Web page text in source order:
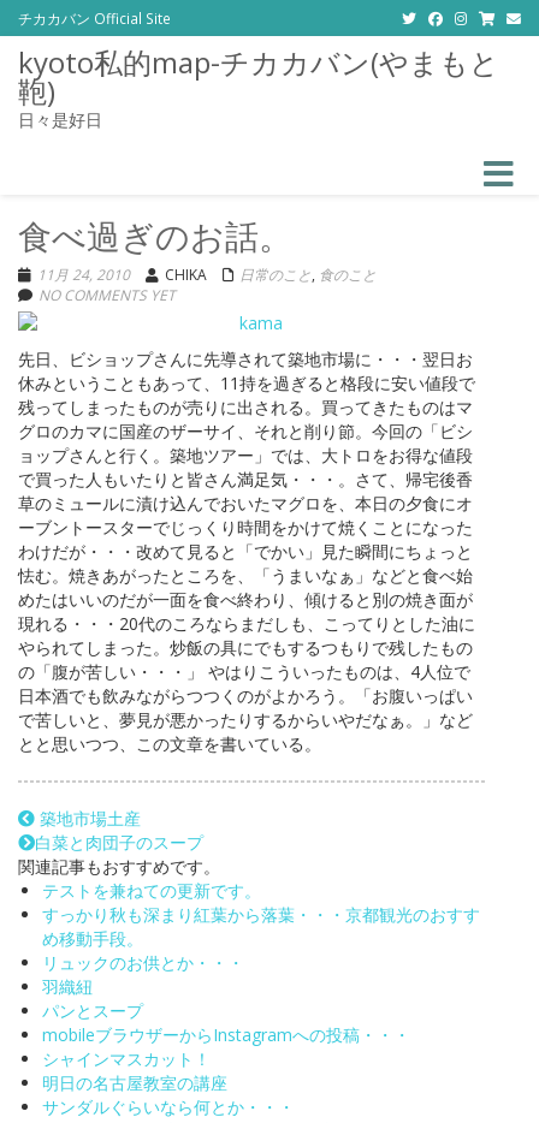
チカカバン Official Site
kyoto私的map-チカカバン(やまもと
鞄)
日々是好日
食べ過ぎのお話。
11月 24, 2010 CHIKA 日常のこと, 食のこと
NO COMMENTS YET
先日、ビショップさんに先導されて築地市場に・・・翌日お
休みということもあって、11持を過ぎると格段に安い値段で
残ってしまったものが売りに出される。買ってきたものはマ
グロのカマに国産のザーサイ、それと削り節。今回の「ビシ
ョップさんと行く。築地ツアー」では、大トロをお得な値段
で買った人もいたりと皆さん満足気・・・。さて、帰宅後香
草のミュールに漬け込んでおいたマグロを、本日の夕食にオ
ーブントースターでじっくり時間をかけて焼くことになった
わけだが・・・改めて見ると「でかい」見た瞬間にちょっと
怯む。焼きあがったところを、「うまいなぁ」などと食べ始
めたはいいのだが一面を食べ終わり、傾けると別の焼き面が
現れる・・・20代のころならまだしも、こってりとした油に
やられてしまった。炒飯の具にでもするつもりで残したもの
の「腹が苦しい・・・」 やはりこういったものは、4人位で
日本酒でも飲みながらつつくのがよかろう。「お腹いっぱい
で苦しいと、夢見が悪かったりするからいやだなぁ。」など
とと思いつつ、この文章を書いている。
築地市場土産
白菜と肉団子のスープ
関連記事もおすすめです。
テストを兼ねての更新です。
すっかり秋も深まり紅葉から落葉・・・京都観光のおすす
め移動手段。
リュックのお供とか・・・
羽織紐
パンとスープ
mobileブラウザーからInstagramへの投稿・・・
シャインマスカット！
明日の名古屋教室の講座
サンダルぐらいなら何とか・・・